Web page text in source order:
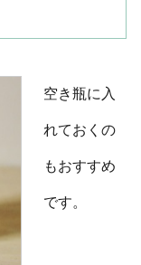
空き瓶に入
れておくの
もおすすめ
です。